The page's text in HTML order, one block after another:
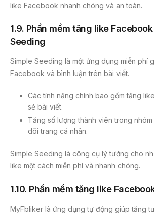
like Facebook nhanh chóng và an toàn.
1.9. Phần mềm tăng like
Seeding
Simple Seeding là một ứng dụng miễn phí
Facebook và bình luận trên bài viết.
Các tính năng chính bao gồm tăng
sẻ bài viết.
Tăng số lượng thành viên trong
dõi trang cá nhân.
Simple Seeding là công cụ lý tưởng cho
like một cách miễn phí và nhanh chóng.
1.10. Phần mềm tăng like
MyFbliker là ứng dụng tự động giúp tăng